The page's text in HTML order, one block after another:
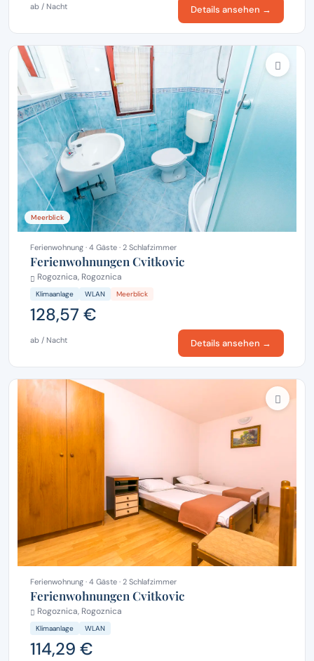
ab / Nacht Details ansehen →
Meerblick
Ferienwohnung · 4 Gäste · 2 Schlafzimmer
Ferienwohnungen Cvitkovic
Rogoznica, Rogoznica
Klimaanlage WLAN Meerblick
128,57 €
ab / Nacht Details ansehen →
Ferienwohnung · 4 Gäste · 2 Schlafzimmer
Ferienwohnungen Cvitkovic
Rogoznica, Rogoznica
Klimaanlage WLAN
114,29 €